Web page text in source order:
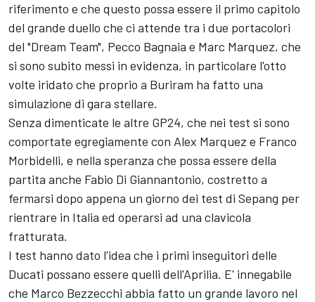
riferimento e che questo possa essere il primo capitolo
del grande duello che ci attende tra i due portacolori
del "Dream Team", Pecco Bagnaia e Marc Marquez, che
si sono subito messi in evidenza, in particolare l'otto
volte iridato che proprio a Buriram ha fatto una
simulazione di gara stellare.
Senza dimenticate le altre GP24, che nei test si sono
comportate egregiamente con Alex Marquez e Franco
Morbidelli, e nella speranza che possa essere della
partita anche Fabio Di Giannantonio, costretto a
fermarsi dopo appena un giorno dei test di Sepang per
rientrare in Italia ed operarsi ad una clavicola
fratturata.
I test hanno dato l'idea che i primi inseguitori delle
Ducati possano essere quelli dell'Aprilia. E' innegabile
che Marco Bezzecchi abbia fatto un grande lavoro nel